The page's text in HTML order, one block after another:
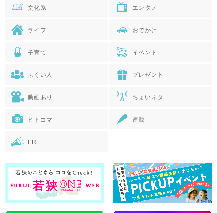
文化系 エンタメ
ライフ おでかけ
子育て イベント
ふくい人 プレゼント
動画あり ちょいネタ
ヒトコマ 連載
PR